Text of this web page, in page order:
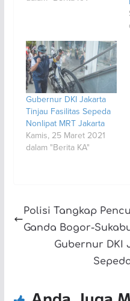
Gubernur DKI Jakarta
Tinjau Fasilitas Sepeda
Nonlipat MRT Jakarta
Kamis, 25 Maret 2021
dalam "Berita KA"
Polisi Tangkap
Ganda Bogor-
Gubernur DKI